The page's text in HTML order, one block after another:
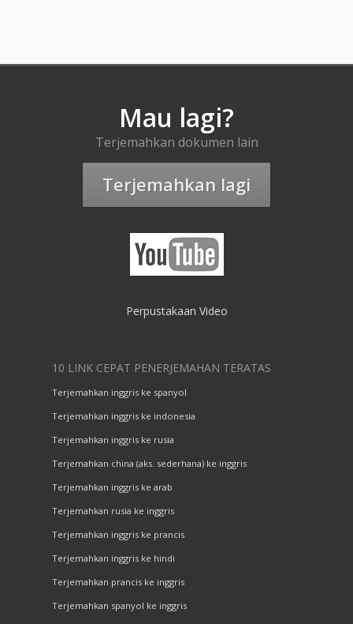
Mau lagi?
Terjemahkan dokumen lain
Terjemahkan lagi
Perpustakaan Video
10 LINK CEPAT PENERJEMAHAN TERATAS
Terjemahkan inggris ke spanyol
Terjemahkan inggris ke indonesia
Terjemahkan inggris ke rusia
Terjemahkan china (aks. sederhana) ke inggris
Terjemahkan inggris ke arab
Terjemahkan rusia ke inggris
Terjemahkan inggris ke prancis
Terjemahkan inggris ke hindi
Terjemahkan prancis ke inggris
Terjemahkan spanyol ke inggris